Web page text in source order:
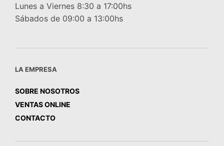
Lunes a Viernes 8:30 a 17:00hs
Sábados de 09:00 a 13:00hs
LA EMPRESA
SOBRE NOSOTROS
VENTAS ONLINE
CONTACTO